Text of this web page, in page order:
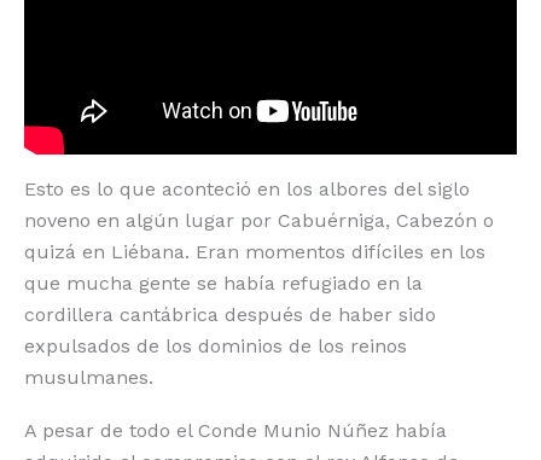
Esto es lo que aconteció en los albores del siglo
noveno en algún lugar por Cabuérniga, Cabezón o
quizá en Liébana. Eran momentos difíciles en los
que mucha gente se había refugiado en la
cordillera cantábrica después de haber sido
expulsados de los dominios de los reinos
musulmanes.
A pesar de todo el Conde Munio Núñez había